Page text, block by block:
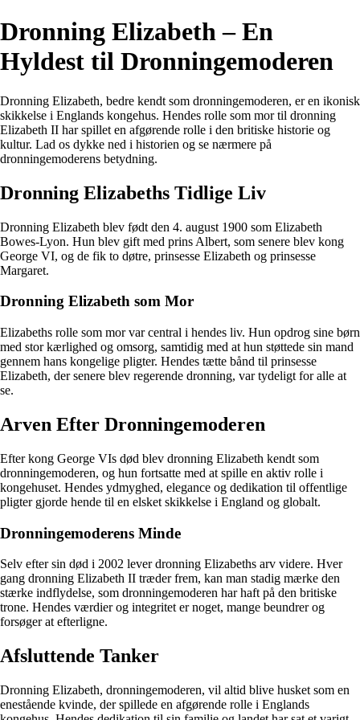
Dronning Elizabeth – En
Hyldest til Dronningemoderen
Dronning Elizabeth, bedre kendt som dronningemoderen, er en ikonisk
skikkelse i Englands kongehus. Hendes rolle som mor til dronning
Elizabeth II har spillet en afgørende rolle i den britiske historie og
kultur. Lad os dykke ned i historien og se nærmere på
dronningemoderens betydning.
Dronning Elizabeths Tidlige Liv
Dronning Elizabeth blev født den 4. august 1900 som Elizabeth
Bowes-Lyon. Hun blev gift med prins Albert, som senere blev kong
George VI, og de fik to døtre, prinsesse Elizabeth og prinsesse
Margaret.
Dronning Elizabeth som Mor
Elizabeths rolle som mor var central i hendes liv. Hun opdrog sine børn
med stor kærlighed og omsorg, samtidig med at hun støttede sin mand
gennem hans kongelige pligter. Hendes tætte bånd til prinsesse
Elizabeth, der senere blev regerende dronning, var tydeligt for alle at
se.
Arven Efter Dronningemoderen
Efter kong George VIs død blev dronning Elizabeth kendt som
dronningemoderen, og hun fortsatte med at spille en aktiv rolle i
kongehuset. Hendes ydmyghed, elegance og dedikation til offentlige
pligter gjorde hende til en elsket skikkelse i England og globalt.
Dronningemoderens Minde
Selv efter sin død i 2002 lever dronning Elizabeths arv videre. Hver
gang dronning Elizabeth II træder frem, kan man stadig mærke den
stærke indflydelse, som dronningemoderen har haft på den britiske
trone. Hendes værdier og integritet er noget, mange beundrer og
forsøger at efterligne.
Afsluttende Tanker
Dronning Elizabeth, dronningemoderen, vil altid blive husket som en
enestående kvinde, der spillede en afgørende rolle i Englands